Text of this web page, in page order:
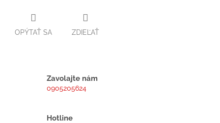
OPÝTAŤ SA ZDIEĽAŤ
Zavolajte nám
0905205624
Hotline